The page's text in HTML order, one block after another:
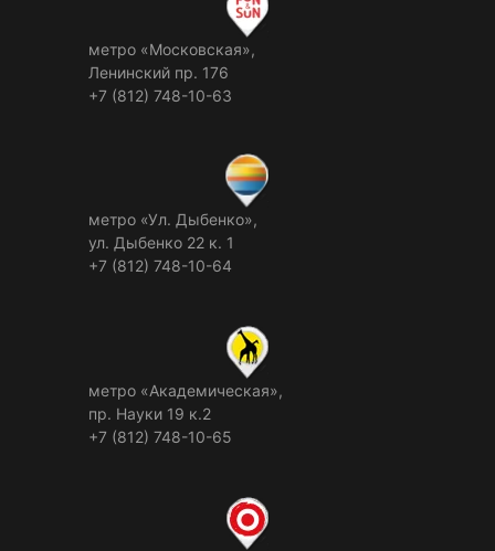
метро «Московская»,
Ленинский пр. 176
+7 (812) 748-10-63
метро «Ул. Дыбенко»,
ул. Дыбенко 22 к. 1
+7 (812) 748-10-64
метро «Академическая»,
пр. Науки 19 к.2
+7 (812) 748-10-65